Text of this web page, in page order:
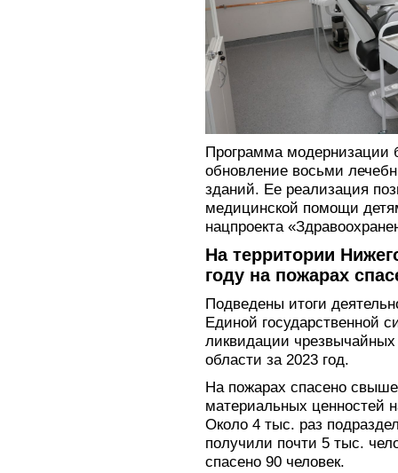
Программа модернизации
обновление восьми
зданий. Ее реализация
медицинской помощи
нацпроекта
На территории
году на пожарах
Подведены итоги
Единой государственной
ликвидации
области за 2023 год.
На пожарах спасено
материальных ценностей
Около 4 тыс. раз
получили почти 5 тыс.
спасено 90 человек.